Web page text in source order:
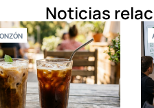
Noticias